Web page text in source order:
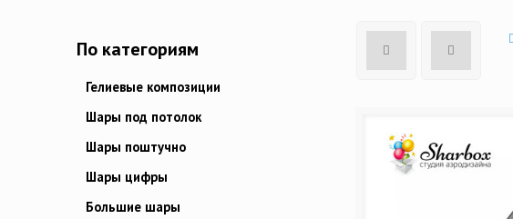
По категориям
Гелиевые композиции
Шары под потолок
Шары поштучно
Шары цифры
Большие шары